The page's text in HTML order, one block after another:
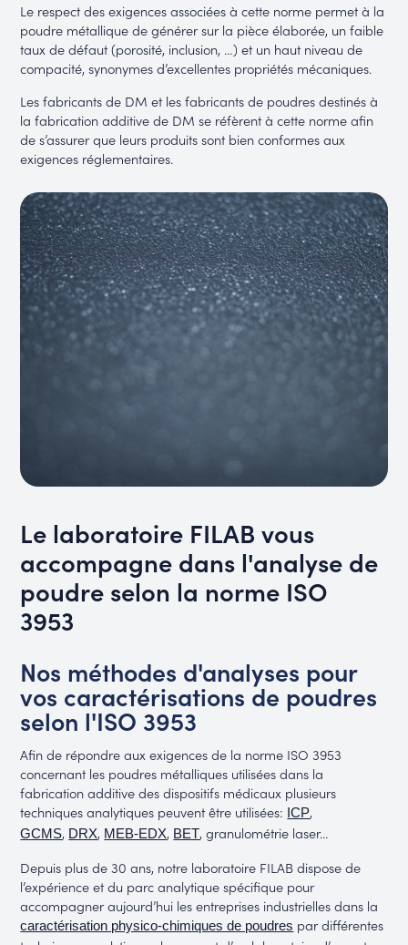
Le respect des exigences associées à cette norme permet à la
poudre métallique de générer sur la pièce élaborée, un faible
taux de défaut (porosité, inclusion, …) et un haut niveau de
compacité, synonymes d’excellentes propriétés mécaniques.
Les fabricants de DM et les fabricants de poudres destinés à
la fabrication additive de DM se réfèrent à cette norme afin
de s’assurer que leurs produits sont bien conformes aux
exigences réglementaires.
Le laboratoire FILAB vous
accompagne dans l'analyse de
poudre selon la norme ISO
3953
Nos méthodes d'analyses pour
vos caractérisations de poudres
selon l'ISO 3953
Afin de répondre aux exigences de la norme ISO 3953
concernant les poudres métalliques utilisées dans la
fabrication additive des dispositifs médicaux plusieurs
techniques analytiques peuvent être utilisées: ICP,
GCMS, DRX, MEB-EDX, BET, granulométrie laser…
Depuis plus de 30 ans, notre laboratoire FILAB dispose de
l’expérience et du parc analytique spécifique pour
accompagner aujourd’hui les entreprises industrielles dans la
caractérisation physico-chimiques de poudres par différentes